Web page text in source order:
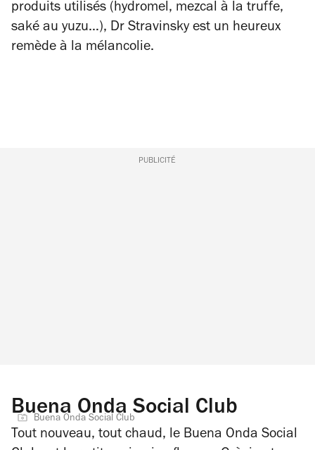
produits utilisés (hydromel, mezcal à la truffe,
saké au yuzu…), Dr Stravinsky est un heureux
remède à la mélancolie.
PUBLICITÉ
Buena Onda Social Club
Buena Onda Social Club
Tout nouveau, tout chaud, le Buena Onda Social